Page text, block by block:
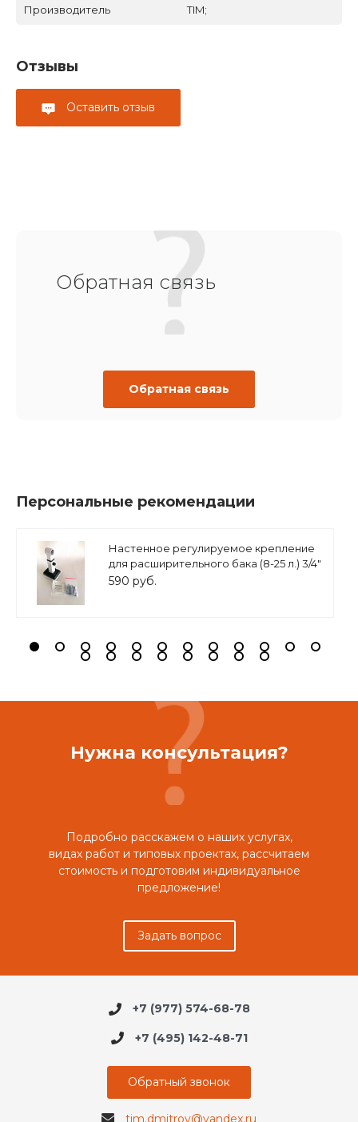
Производитель TIM;
Отзывы
Оставить отзыв
Обратная связь
Обратная связь
Персональные рекомендации
Настенное регулируемое крепление
для расширительного бака (8-25 л.) 3/4"
белое, ASKON
590 руб.
Нужна консультация?
Подробно расскажем о наших услугах,
видах работ и типовых проектах, рассчитаем
стоимость и подготовим индивидуальное
предложение!
Задать вопрос
+7 (977) 574-68-78
+7 (495) 142-48-71
Обратный звонок
tim.dmitrov@yandex.ru